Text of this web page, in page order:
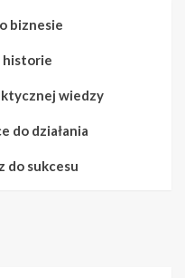
biznesie
historie
wiedzy
do działania
do sukcesu